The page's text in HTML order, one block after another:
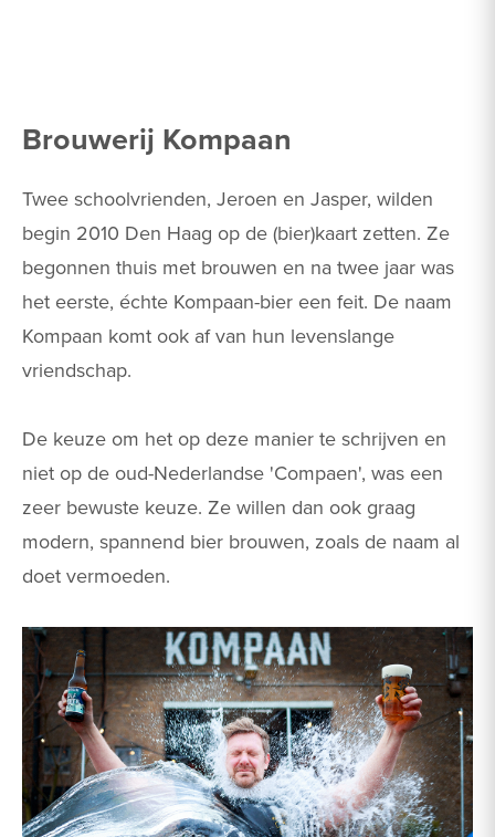
Brouwerij Kompaan
Twee schoolvrienden, Jeroen en Jasper, wilden
begin 2010 Den Haag op de (bier)kaart zetten. Ze
begonnen thuis met brouwen en na twee jaar was
het eerste, échte Kompaan-bier een feit. De naam
Kompaan komt ook af van hun levenslange
vriendschap.
De keuze om het op deze manier te schrijven en
niet op de oud-Nederlandse 'Compaen', was een
zeer bewuste keuze. Ze willen dan ook graag
modern, spannend bier brouwen, zoals de naam al
doet vermoeden.